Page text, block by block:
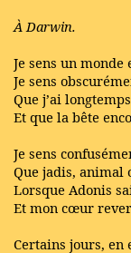
À Darwin.
Je sens un monde
Je sens
Que j’ai
Et que la bête
Je sens
Que jadis, animal
Lorsque Adonis
Et mon cœur
Certains jours, en